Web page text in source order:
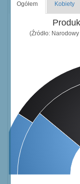
Ogółem Kobiety
(Źródło: